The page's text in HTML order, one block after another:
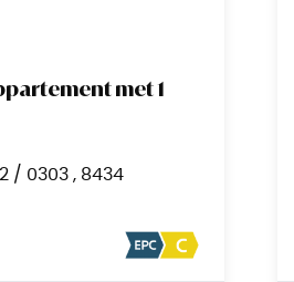
met 1
/ 0303 , 8434